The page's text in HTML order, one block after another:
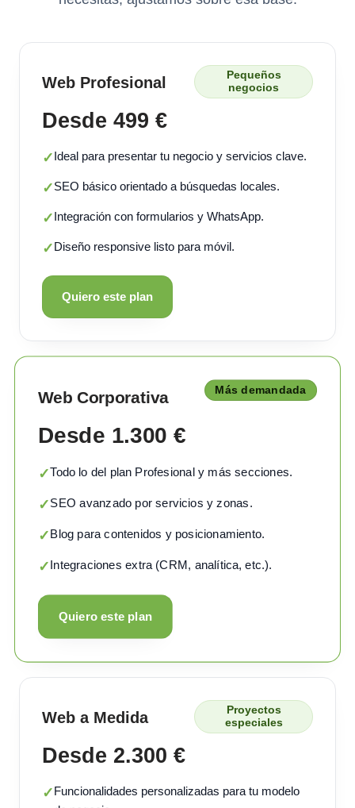
Web Profesional
Pequeños
negocios
Desde 499 €
✓Ideal para presentar tu negocio y servicios clave.
✓SEO básico orientado a búsquedas locales.
✓Integración con formularios y WhatsApp.
✓Diseño responsive listo para móvil.
Quiero este plan
Web Corporativa Más demandada
Desde 1.300 €
✓Todo lo del plan Profesional y más secciones.
✓SEO avanzado por servicios y zonas.
✓Blog para contenidos y posicionamiento.
✓Integraciones extra (CRM, analítica, etc.).
Quiero este plan
Web a Medida
Proyectos
especiales
Desde 2.300 €
✓Funcionalidades personalizadas para tu modelo